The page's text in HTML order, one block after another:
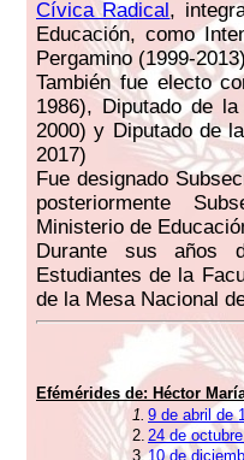
Cívica Radical,
Educación, como
Pergamino (1999-
También fue electo
1986), Diputado de
2000) y Diputado de
2017)
Fue designado
posteriormente
Ministerio de
Durante sus años
Estudiantes de la
de la Mesa Nacional
Efémérides de: Héctor
1. 9 de abril de
2. 24 de
3.10 de